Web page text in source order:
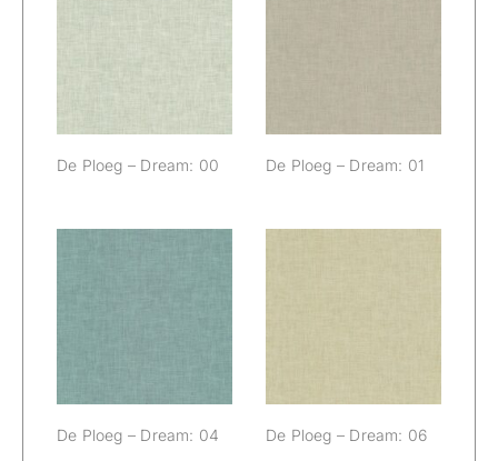
De Ploeg – Dream: 00 De Ploeg – Dream: 01
De Ploeg – Dream: 04 De Ploeg – Dream: 06